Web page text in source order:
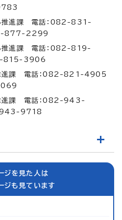
推進課 電話：082-831-
877-2299
推進課 電話：082-819-
815-3906
推進課 電話：082-821-4905
進課 電話：082-943-
943-9718
ジを見た人は
ジも見ています